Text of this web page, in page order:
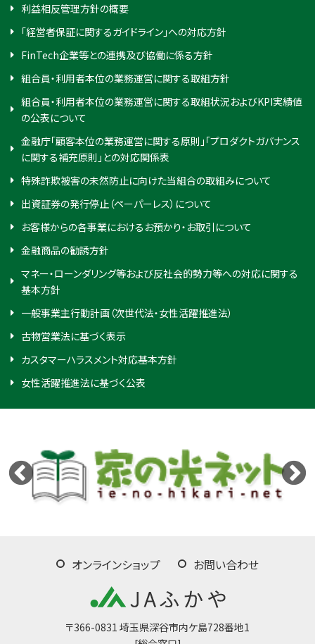
利益相反管理方針の概要
「経営者保証に関するガイドライン」への対応方針
FinTech企業等との連携及び協働に係る方針
組合員・利用者本位の業務運営に関する取組方針
組合員・利用者本位の業務運営に関する取組状況およびKPI実績値
の公表について
金融庁「顧客本位の業務運営に関する原則」「プロダクトガバナンス
に関する補充原則」との対応関係表
特殊詐欺被害の未然防止に向けた当組合の取組みについて
出資証券の発行停止（ペーパーレス）について
お客様からの各事業におけるお預かり・お取引について
金融商品の勧誘方針
マネー・ローンダリング等および反社会的勢力等への対応に関する
基本方針
一般事業主行動計画（次世代法・女性活躍推進法）
古物営業法に基づく表示
カスタマーハラスメント対応基本方針
女性活躍推進法に基づく公表
〒366-0831 埼玉県深谷市内ケ島728番地1
オンラインショップ お問い合わせ